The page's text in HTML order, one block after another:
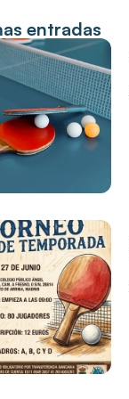
entradas